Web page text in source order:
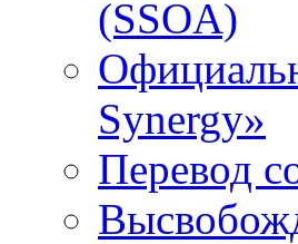
(SSOA)
Synergy»
Перевод